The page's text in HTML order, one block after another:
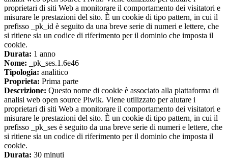
proprietari di siti Web a monitorare il comportamento dei visitatori e
misurare le prestazioni del sito. È un cookie di tipo pattern, in cui il
prefisso _pk_id è seguito da una breve serie di numeri e lettere, che
si ritiene sia un codice di riferimento per il dominio che imposta il
cookie.
Durata: 1 anno
Nome: _pk_ses.1.6e46
Tipologia: analitico
Proprieta: Prima parte
Descrizione: Questo nome di cookie è associato alla piattaforma di
analisi web open source Piwik. Viene utilizzato per aiutare i
proprietari di siti Web a monitorare il comportamento dei visitatori e
misurare le prestazioni del sito. È un cookie di tipo pattern, in cui il
prefisso _pk_ses è seguito da una breve serie di numeri e lettere, che
si ritiene sia un codice di riferimento per il dominio che imposta il
cookie.
Durata: 30 minuti